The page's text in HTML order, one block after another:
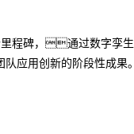
程碑，通过数字孪
队应用创新的阶段性成